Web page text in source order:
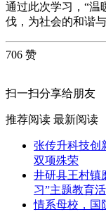
通过此次学习，“温
伐，为社会的和谐
706 赞
扫一扫分享给朋友
推荐阅读 最新阅读
张传升科技创
双项殊荣
井研县王村镇
习”主题教育
情系母校，